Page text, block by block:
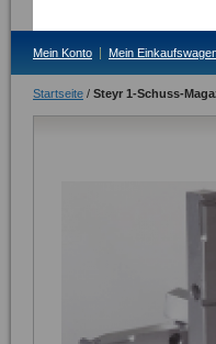
Mein Konto Mein
Startseite / Steyr 1-Schuss-